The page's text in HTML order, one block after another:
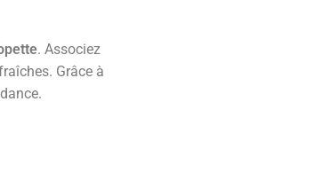
. Associez
Grâce à